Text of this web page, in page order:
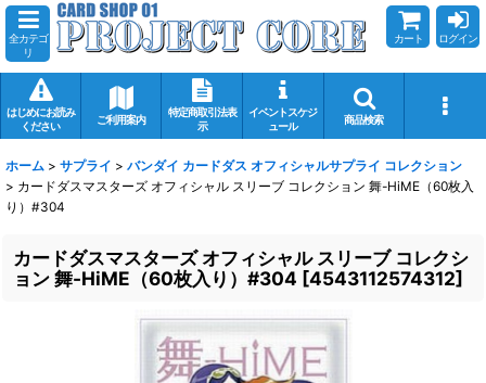
全カテゴ
リ
カート ログイン
はじめにお読み
ください
ご利用案内
特定商取引法表
示
イベントスケジ
ュール
商品検索
ホーム > サプライ > バンダイ カードダス オフィシャルサプライ コレクション
> カードダスマスターズ オフィシャル スリーブ コレクション 舞-HiME（60枚入
り）#304
カードダスマスターズ オフィシャル スリーブ コレクシ
ョン 舞-HiME（60枚入り）#304 [4543112574312]